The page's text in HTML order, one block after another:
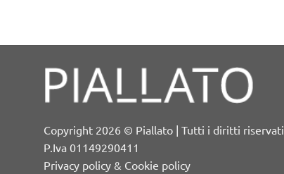
Copyright 2026 © Piallato | Tutti i diritti riservati
P.Iva 01149290411
Privacy policy & Cookie policy